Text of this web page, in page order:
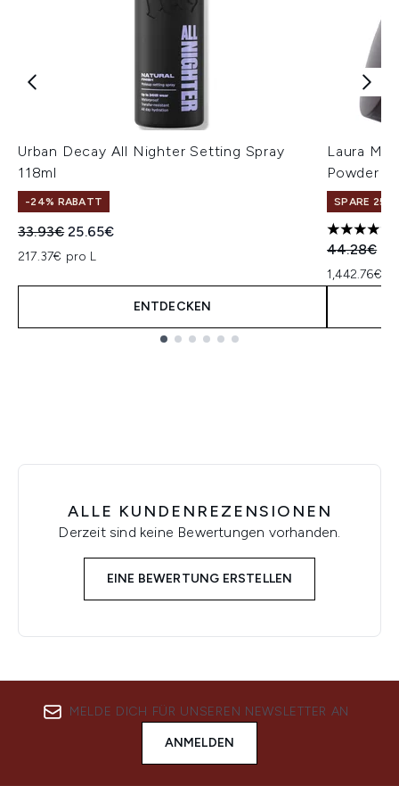
Urban Decay All Nighter Setting Spray
118ml
-24% RABATT
Unverbindliche Preisempfehlung:
33.93€Aktueller Preis:
25.65€
217.37€ pro L
ENTDECKEN
Laura
Powder
SPARE 25%
5 stars
44.28€
1,442.76€
ALLE KUNDENREZENSIONEN
Derzeit sind keine Bewertungen vorhanden.
EINE BEWERTUNG ERSTELLEN
MELDE DICH FÜR UNSEREN NEWSLETTER AN
ANMELDEN